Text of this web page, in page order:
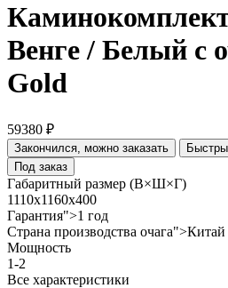
Венге / Белый с
Gold
59380 ₽
Закончился, можно заказать
Под заказ
Габаритный размер (В×Ш×Г)
1110x1160x400
Гарантия">1 год
Страна производства очага">Китай
Мощность
1-2
Все характеристики